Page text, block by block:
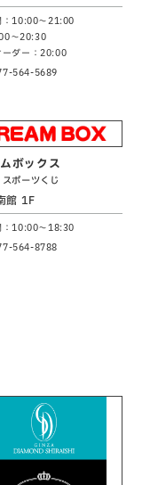
：10:00～21:00
～20:30
ーダー：20:00
564-5689
ムボックス
スポーツくじ
館 1F
：10:00～18:30
564-8788